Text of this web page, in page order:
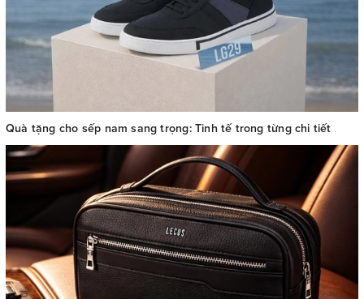
Quà tặng cho sếp nam sang trọng: Tinh tế trong từng chi tiết